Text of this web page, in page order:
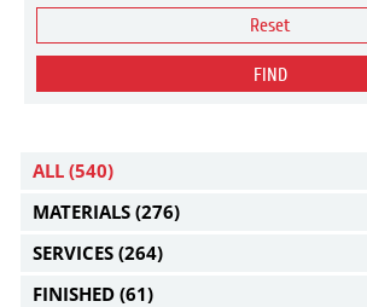
Reset
FIND
ALL (540)
MATERIALS (276)
SERVICES (264)
FINISHED (61)